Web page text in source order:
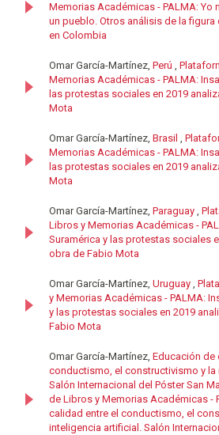
Memorias Académicas - PALMA: Yo
un pueblo. Otros análisis de la figura
en Colombia
Omar García-Martínez, Perú ,
Memorias Académicas - PALMA:
las protestas sociales en 2019
Mota
Omar García-Martínez, Brasil ,
Memorias Académicas - PALMA:
las protestas sociales en 2019
Mota
Omar García-Martínez, Paraguay ,
Libros y Memorias Académicas -
Suramérica y las protestas sociales
obra de Fabio Mota
Omar García-Martínez, Uruguay ,
y Memorias Académicas - PALMA:
y las protestas sociales en 2019
Fabio Mota
Omar García-Martínez, Educación de
conductismo, el constructivismo y la
Salón Internacional del Póster San
de Libros y Memorias Académicas -
calidad entre el conductismo, el
inteligencia artificial. Salón